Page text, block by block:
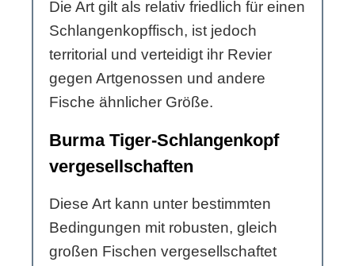
Die Art gilt als relativ friedlich für einen
Schlangenkopffisch, ist jedoch
territorial und verteidigt ihr Revier
gegen Artgenossen und andere
Fische ähnlicher Größe.
Burma Tiger-Schlangenkopf
vergesellschaften
Diese Art kann unter bestimmten
Bedingungen mit robusten, gleich
großen Fischen vergesellschaftet